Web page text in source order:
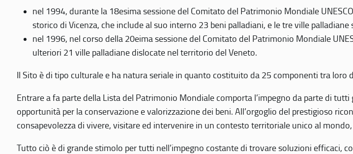
nel 1994, durante la 18esima sessione del Comitato del Patrimonio Mondiale
storico di Vicenza, che include al suo interno 23 beni palladiani, e le tre ville palladiane
nel 1996, nel corso della 20eima sessione del Comitato del Patrimonio Mondiale
ulteriori 21 ville palladiane dislocate nel territorio del Veneto.
Il Sito è di tipo culturale e ha natura seriale in quanto costituito da 25 componenti tra loro
Entrare a fa parte della Lista del Patrimonio Mondiale comporta l’impegno da parte di
opportunità per la conservazione e valorizzazione dei beni. All’orgoglio del prestigioso
consapevolezza di vivere, visitare ed intervenire in un contesto territoriale unico al
Tutto ciò è di grande stimolo per tutti nell’impegno costante di trovare soluzioni efficaci,